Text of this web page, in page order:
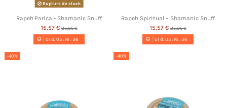
Rupture de stock
Rapeh Parica - Shamanic Snuff
15,57 € 25,95 €
01d.05:16 :35
Rapeh Spiritual – Shamanic Snuff
15,57 € 25,95 €
01d.05:16 :35
-40% -40%